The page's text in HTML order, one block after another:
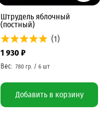
Штрудель яблочный
(постный)
(1)
1 930 ₽
Добавить в корзину